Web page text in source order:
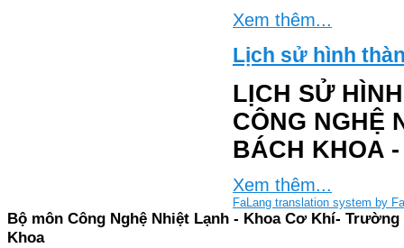
Xem thêm...
Lịch sử hình
LỊCH SỬ
CÔNG NGHỆ
BÁCH KHOA
Xem thêm...
FaLang translation system by
Bộ môn Công Nghệ Nhiệt Lạnh - Khoa Cơ Khí-
Khoa